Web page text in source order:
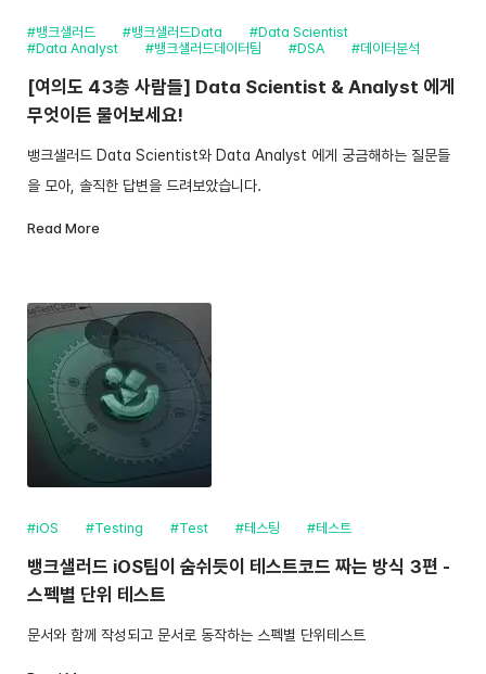
#뱅크샐러드 #뱅크샐러드Data
#Data Scientist
#Data Analyst
#뱅크샐러드데이터팀 #DSA #데이터분석
[여의도 43층 사람들] Data Scientist & Analyst 에게
무엇이든 물어보세요!
뱅크샐러드 Data Scientist와 Data Analyst 에게 궁금해하는 질문들
을 모아, 솔직한 답변을 드려보았습니다.
Read More
#iOS #Testing #Test #테스팅 #테스트
뱅크샐러드 iOS팀이 숨쉬듯이 테스트코드 짜는 방식 3편 -
스펙별 단위 테스트
문서와 함께 작성되고 문서로 동작하는 스펙별 단위테스트